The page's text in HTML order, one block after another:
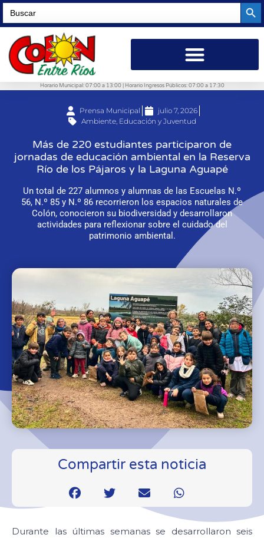
Search
for:
Horario Municipal: 07:00 a 13:00 | Horario Ingresos Públicos: 07:00 a 17:30
Prensa Municipal
julio 7, 2026
Ambiente Educación y Juventud
Más de 220 estudiantes participaron de
jornadas de educación ambiental en la Reserva
Río de los Pájaros y la Laguna Aguapé
Un total de 227 alumnos y alumnas de las Escuelas N.º
56, N.º 85 y N.º 86 recorrieron los espacios naturales de
Colón, conocieron su biodiversidad y desarrollaron
actividades para reflexionar sobre el cuidado del
patrimonio ambiental.
Compartir esta noticia
Durante las últimas semanas se desarrollaron seis